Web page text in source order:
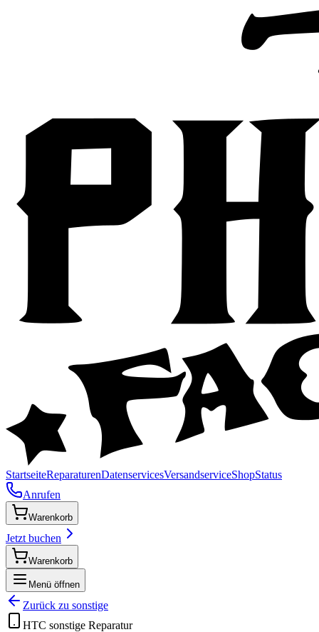
StartseiteReparaturenDatenservicesVersandserviceShopStatus
Anrufen
Warenkorb
Jetzt buchen
Warenkorb
Menü öffnen
Zurück zu sonstige
HTC sonstige Reparatur